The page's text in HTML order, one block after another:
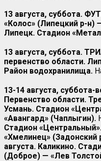
13 августа, суббота.
«Колос» (Липецкий р-
Липецк. Стадион
13 августа, суббота.
первенство области.
Район водохранилища.
13-14 августа,
Первенство области.
Усмань. Стадион
«Авангард» (Чаплыгин).
Стадион
«Хмелинец» (Задонский
августа. Каликино.
(Доброе) — «Лев